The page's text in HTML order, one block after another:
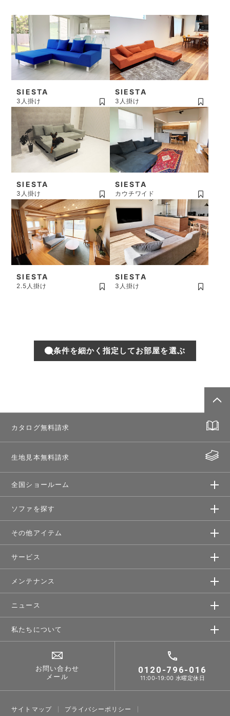
SIESTA
3人掛け
SIESTA
3人掛け
SIESTA
3人掛け
SIESTA
カウチワイド
SIESTA
2.5人掛け
SIESTA
3人掛け
条件を細かく指定してお部屋を選ぶ
カタログ無料請求
生地見本無料請求
全国ショールーム
ソファを探す
その他アイテム
サービス
メンテナンス
ニュース
私たちについて
お問い合わせ
メール
0120-796-016
11:00-19:00 水曜定休日
サイトマップ プライバシーポリシー